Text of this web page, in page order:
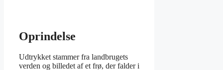
Oprindelse
Udtrykket stammer fra landbrugets
verden og billedet af et frø, der falder i